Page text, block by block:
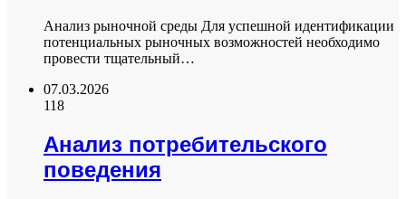
Анализ рыночной среды Для успешной идентификации
потенциальных рыночных возможностей необходимо
провести тщательный…
07.03.2026
118
Анализ потребительского
поведения